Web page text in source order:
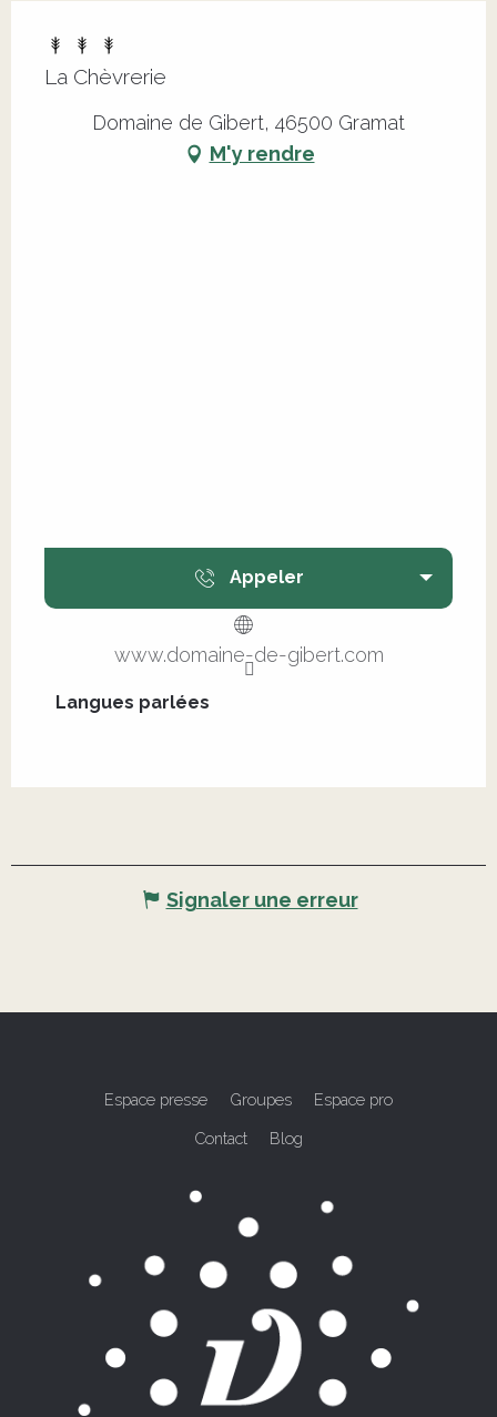
La Chèvrerie
Domaine de Gibert, 46500 Gramat
M'y rendre
Appeler
www.domaine-de-gibert.com
Langues parlées
Langues parlées
Signaler une erreur
Espace presse Groupes Espace pro
Contact Blog